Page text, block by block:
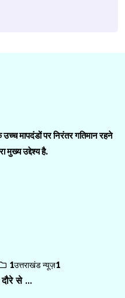
मापदंडों पर निरंतर गतिमान रहने
मुख्य उद्देश्य है.
1उत्तराखंड न्यूज़1
से ...